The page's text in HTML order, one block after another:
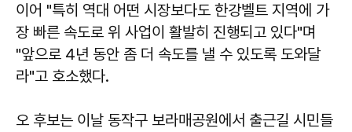
이어 "특히 역대 어떤 시장보다도 한강벨트 지역에 가
장 빠른 속도로 위 사업이 활발히 진행되고 있다"며
"앞으로 4년 동안 좀 더 속도를 낼 수 있도록 도와달
라"고 호소했다.
오 후보는 이날 동작구 보라매공원에서 출근길 시민들